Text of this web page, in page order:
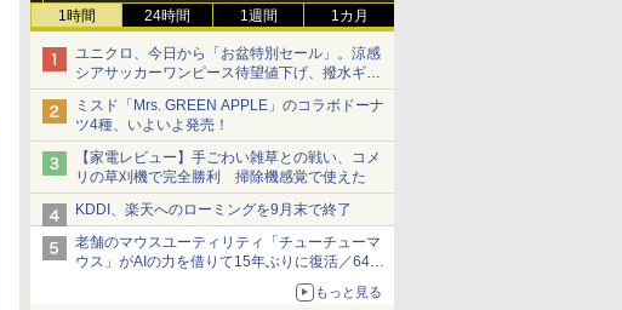
1時間 24時間 1週間 1カ月
ユニクロ、今日から「お盆特別セール」。涼感
シアサッカーワンピース待望値下げ、撥水ギア
ショーツは1990円に
ミスド「Mrs. GREEN APPLE」のコラボドーナ
ツ4種、いよいよ発売！
【家電レビュー】手ごわい雑草との戦い、コメ
リの草刈機で完全勝利 掃除機感覚で使えた
KDDI、楽天へのローミングを9月末で終了
老舗のマウスユーティリティ「チューチューマ
ウス」がAIの力を借りて15年ぶりに復活／64bit
化、Windows 10/11、「Chrome」も走り回
る。復活記念で2026年末まで500円
もっと見る
7 8
7 8
7 8
7 8